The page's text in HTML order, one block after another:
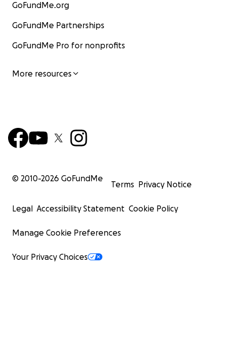
GoFundMe.org
GoFundMe Partnerships
GoFundMe Pro for nonprofits
More resources
© 2010-2026 GoFundMe
Terms Privacy Notice
Legal Accessibility Statement Cookie Policy
Manage Cookie Preferences
Your Privacy Choices